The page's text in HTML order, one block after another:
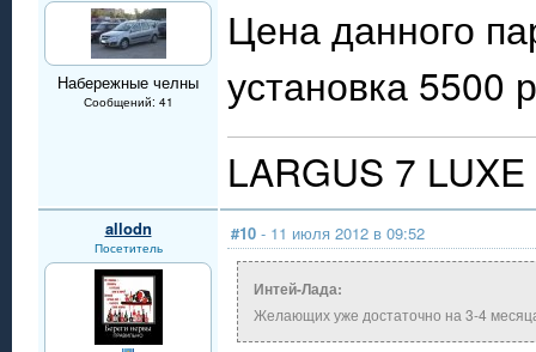
Набережные челны
Сообщений: 41
Цена данного
установка 5500
LARGUS 7
allodn
Посетитель
#10 - 11 июля 2012 в 09:52
Интей-Лада:
Желающих уже достаточно на 3-4